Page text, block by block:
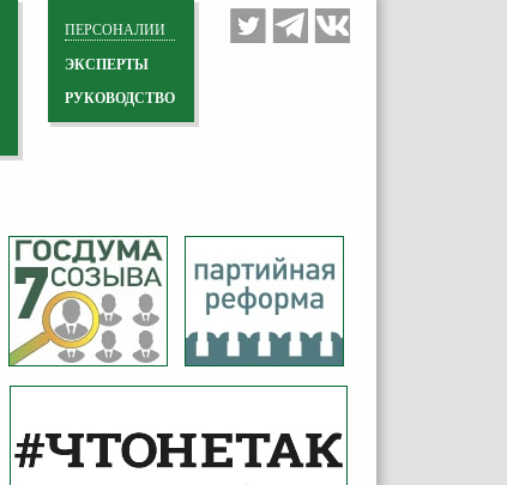
ПЕРСОНАЛИИ
ЭКСПЕРТЫ
РУКОВОДСТВО